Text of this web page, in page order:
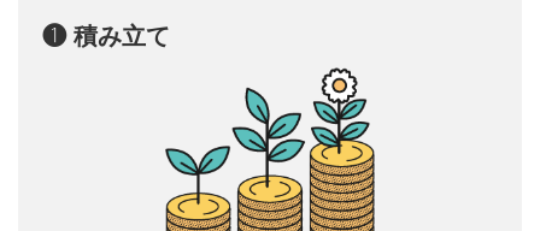
❶ 積み立て